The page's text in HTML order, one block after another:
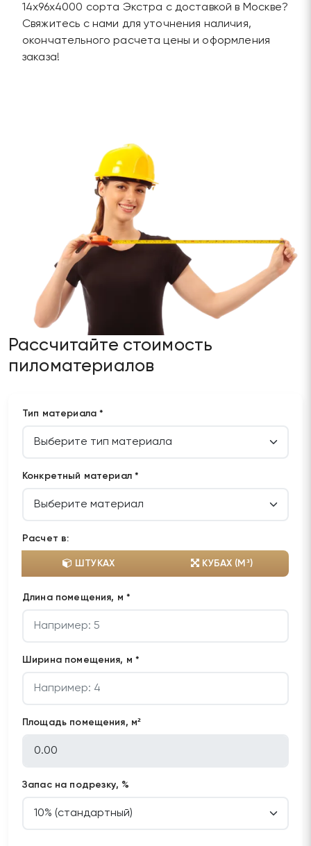
14х96х4000 сорта Экстра с доставкой в Москве?
Свяжитесь с нами для уточнения наличия,
окончательного расчета цены и оформления
заказа!
Рассчитайте стоимость
пиломатериалов
Тип материала *
Конкретный материал *
Расчет в:
ШТУКАХ КУБАХ (М³)
Длина помещения, м *
Ширина помещения, м *
Площадь помещения, м²
Запас на подрезку, %